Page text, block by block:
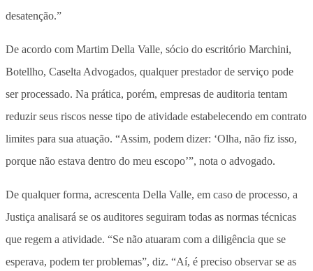
desatenção.”
De acordo com Martim Della Valle, sócio do escritório Marchini,
Botellho, Caselta Advogados, qualquer prestador de serviço pode
ser processado. Na prática, porém, empresas de auditoria tentam
reduzir seus riscos nesse tipo de atividade estabelecendo em contrato
limites para sua atuação. “Assim, podem dizer: ‘Olha, não fiz isso,
porque não estava dentro do meu escopo’”, nota o advogado.
De qualquer forma, acrescenta Della Valle, em caso de processo, a
Justiça analisará se os auditores seguiram todas as normas técnicas
que regem a atividade. “Se não atuaram com a diligência que se
esperava, podem ter problemas”, diz. “Aí, é preciso observar se as